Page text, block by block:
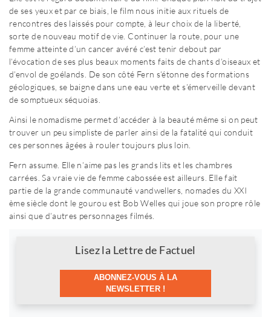
de ses yeux et par ce biais, le film nous initie aux rituels de
rencontres des laissés pour compte, à leur choix de la liberté,
sorte de nouveau motif de vie. Continuer la route, pour une
femme atteinte d’un cancer avéré c’est tenir debout par
l’évocation de ses plus beaux moments faits de chants d’oiseaux et
d’envol de goélands. De son côté Fern s’étonne des formations
géologiques, se baigne dans une eau verte et s’émerveille devant
de somptueux séquoias.
Ainsi le nomadisme permet d’accéder à la beauté même si on peut
trouver un peu simpliste de parler ainsi de la fatalité qui conduit
ces personnes âgées à rouler toujours plus loin.
Fern assume. Elle n’aime pas les grands lits et les chambres
carrées. Sa vraie vie de femme cabossée est ailleurs. Elle fait
partie de la grande communauté vandwellers, nomades du XXI
ème siècle dont le gourou est Bob Welles qui joue son propre rôle
ainsi que d’autres personnages filmés.
Lisez la Lettre de Factuel
ABONNEZ-VOUS À LA
NEWSLETTER !